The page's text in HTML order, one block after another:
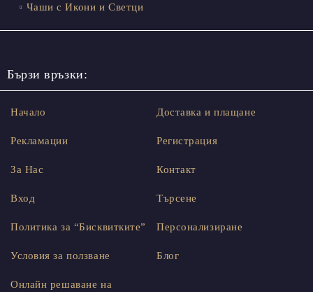
Чаши с Икони и Светци
Бързи връзки:
Начало
Рекламации
За Нас
Вход
Доставка и плащане
Регистрация
Контакт
Търсене
Политика за “Бисквитките”
Условия за ползване
Онлайн решаване на
Персонализиране
Блог